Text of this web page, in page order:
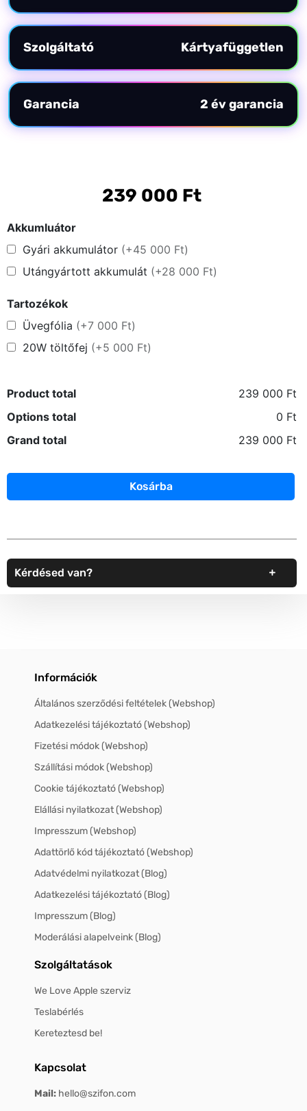
Szolgáltató Kártyafüggetlen
Garancia 2 év garancia
239 000 Ft
Akkumluátor
Gyári akkumulátor (+45 000 Ft)
Utángyártott akkumulát (+28 000 Ft)
Tartozékok
Üvegfólia (+7 000 Ft)
20W töltőfej (+5 000 Ft)
Product total
239 000 Ft
Options total
0 Ft
Grand total
239 000 Ft
Kosárba
Kérdésed van?
Információk
Általános szerződési feltételek (Webshop)
Adatkezelési tájékoztató (Webshop)
Fizetési módok (Webshop)
Szállítási módok (Webshop)
Cookie tájékoztató (Webshop)
Elállási nyilatkozat (Webshop)
Impresszum (Webshop)
Adattörlő kód tájékoztató (Webshop)
Adatvédelmi nyilatkozat (Blog)
Adatkezelési tájékoztató (Blog)
Impresszum (Blog)
Moderálási alapelveink (Blog)
Szolgáltatások
We Love Apple szerviz
Teslabérlés
Kereteztesd be!
Kapcsolat
Mail: hello@szifon.com
Használt Apple
Apple szerviz